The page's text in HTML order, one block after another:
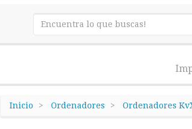
Inicio Ordenadores Ordenadores